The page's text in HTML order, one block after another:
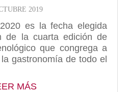
2019
es la fecha elegida
de la cuarta edición de
que congrega a
gastronomía de todo el
MÁSABOUT ESTA